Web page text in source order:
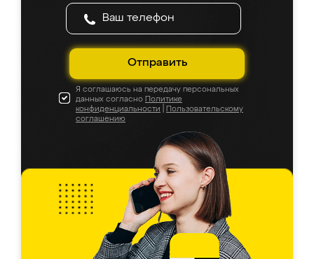
Отправить
Я соглашаюсь на передачу персональных
данных согласно Политике
конфиденциальности
Пользовательскому
соглашению